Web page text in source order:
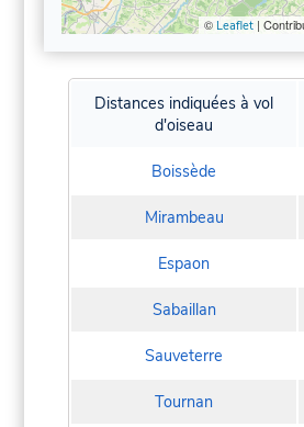
© Leaflet|
Distances indiquées à vol
d'oiseau
Boissède
Mirambeau
Espaon
Sabaillan
Sauveterre
Tournan